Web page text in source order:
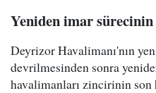
Yeniden imar sürecinin
Deyrizor Havalimanı'nın
devrilmesinden sonra
havalimanları zincirinin son